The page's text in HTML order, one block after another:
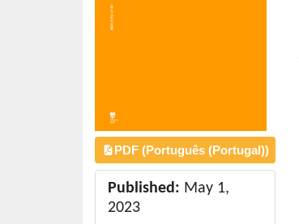
PDF (Português (Portugal))
Published: May 1,
2023